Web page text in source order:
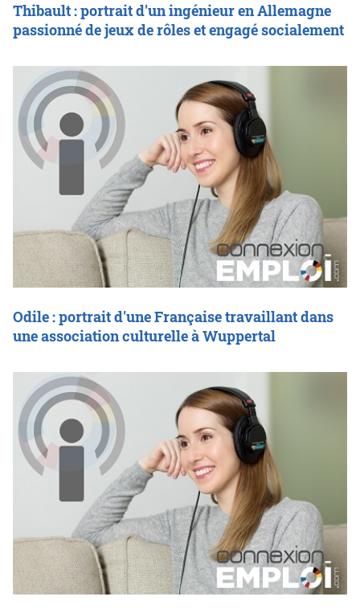
Thibault : portrait d'un ingénieur en Allemagne
passionné de jeux de rôles et engagé socialement
Odile : portrait d'une Française travaillant dans
une association culturelle à Wuppertal